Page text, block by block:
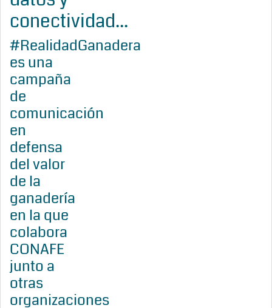
conectividad...
#RealidadGanadera
es una
campaña
de
comunicación
en
defensa
del valor
de la
ganadería
en la que
colabora
CONAFE
junto a
otras
organizaciones